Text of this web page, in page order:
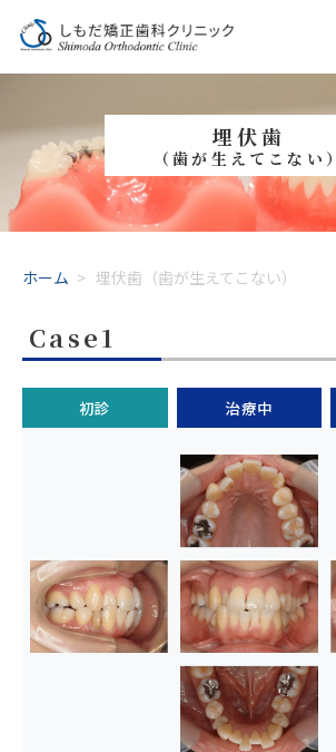
埋伏歯
（歯が生えてこない）
ホーム > 埋伏歯（歯が生えてこない）
Case1
初診 治療中